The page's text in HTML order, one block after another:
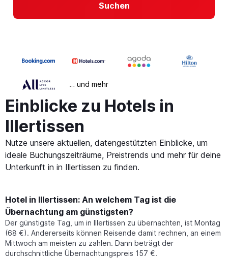
Suchen
… und mehr
Einblicke zu Hotels in
Illertissen
Nutze unsere aktuellen, datengestützten Einblicke, um
ideale Buchungszeiträume, Preistrends und mehr für deine
Unterkunft in in Illertissen zu finden.
Hotel in Illertissen: An welchem Tag ist die
Übernachtung am günstigsten?
Der günstigste Tag, um in Illertissen zu übernachten, ist Montag
(68 €). Andererseits können Reisende damit rechnen, an einem
Mittwoch am meisten zu zahlen. Dann beträgt der
durchschnittliche Übernachtungspreis 157 €.